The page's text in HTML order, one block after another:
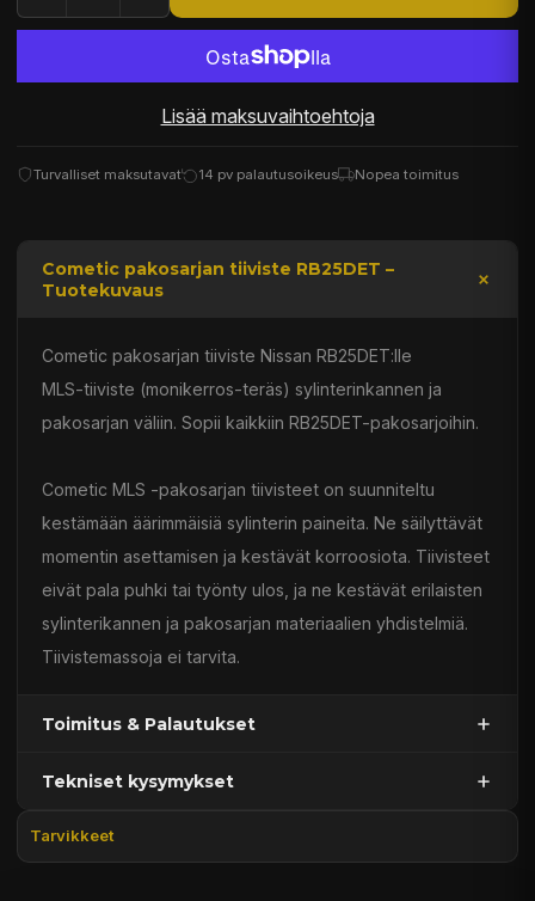
Lisää maksuvaihtoehtoja
Turvalliset maksutavat 14 pv palautusoikeus Nopea toimitus
Cometic pakosarjan tiiviste RB25DET –
Tuotekuvaus
Cometic pakosarjan tiiviste Nissan RB25DET:lle
MLS-tiiviste (monikerros-teräs) sylinterinkannen ja
pakosarjan väliin. Sopii kaikkiin RB25DET-pakosarjoihin.
Cometic MLS -pakosarjan tiivisteet on suunniteltu
kestämään äärimmäisiä sylinterin paineita. Ne säilyttävät
momentin asettamisen ja kestävät korroosiota. Tiivisteet
eivät pala puhki tai työnty ulos, ja ne kestävät erilaisten
sylinterikannen ja pakosarjan materiaalien yhdistelmiä.
Tiivistemassoja ei tarvita.
Toimitus & Palautukset
Kaupan sijainnissa olevat tuotteet 1–3 arkipäivässä
Päävaraston tuotteet 7 arkipäivässä
Tekniset kysymykset
Tarvikkeet